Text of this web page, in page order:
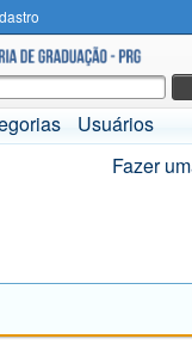
Usuários
Fazer